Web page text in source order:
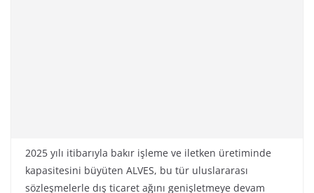
2025 yılı itibarıyla bakır işleme ve iletken üretiminde
kapasitesini büyüten ALVES, bu tür uluslararası
sözleşmelerle dış ticaret ağını genişletmeye devam